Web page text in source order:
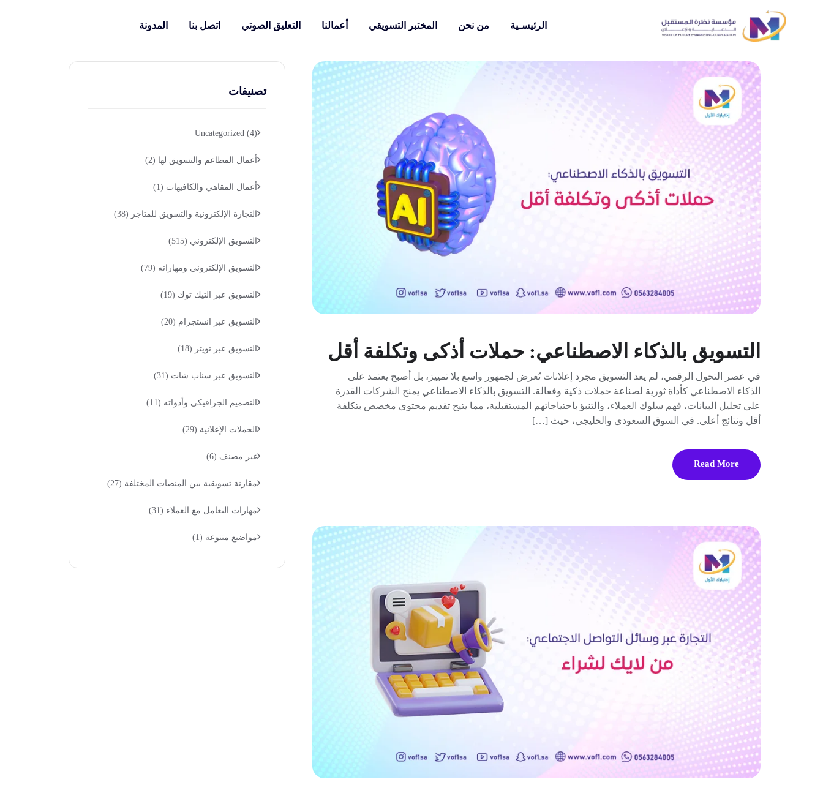
الرئيسـية من نحن المختبر التسويقي أعمالنا التعليق الصوتي اتصل بنا المدونة
التسويق بالذكاء الاصطناعي: حملات أذكى وتكلفة أقل
في عصر التحول الرقمي، لم يعد التسويق مجرد إعلانات تُعرض لجمهور واسع بلا تمييز، بل أصبح يعتمد على
الذكاء الاصطناعي كأداة ثورية لصناعة حملات ذكية وفعالة. التسويق بالذكاء الاصطناعي يمنح الشركات القدرة
على تحليل البيانات، فهم سلوك العملاء، والتنبؤ باحتياجاتهم المستقبلية، مما يتيح تقديم محتوى مخصص بتكلفة
أقل ونتائج أعلى. في السوق السعودي والخليجي، حيث […]
Read More
تصنيفات
Uncategorized (4)
أعمال المطاعم والتسويق لها (2)
أعمال المقاهي والكافيهات (1)
التجارة الإلكترونية والتسويق للمتاجر (38)
التسويق الإلكتروني (515)
التسويق الإلكتروني ومهاراته (79)
التسويق عبر التيك توك (19)
التسويق عبر انستجرام (20)
التسويق عبر تويتر (18)
التسويق عبر سناب شات (31)
التصميم الجرافيكى وأدواته (11)
الحملات الإعلانية (29)
غير مصنف (6)
مقارنة تسويقية بين المنصات المختلفة (27)
مهارات التعامل مع العملاء (31)
مواضيع متنوعة (1)